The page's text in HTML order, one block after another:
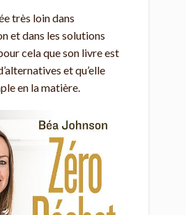
très loin dans
et dans les solutions
cela que son livre est
et qu’elle
en la matière.